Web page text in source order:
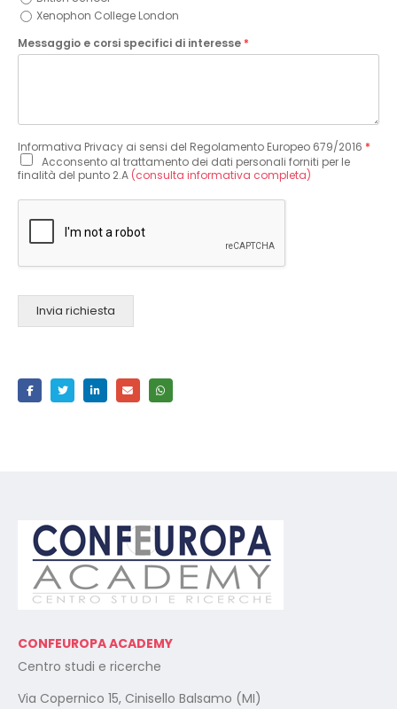
Xenophon College London
Messaggio e corsi specifici di interesse *
Informativa Privacy ai sensi del Regolamento Europeo 679/2016 *
Acconsento al trattamento dei dati personali forniti per le
finalità del punto 2.A (consulta informativa completa)
Invia richiesta
CONFEUROPA ACADEMY
Centro studi e ricerche
Via Copernico 15, Cinisello Balsamo (MI)